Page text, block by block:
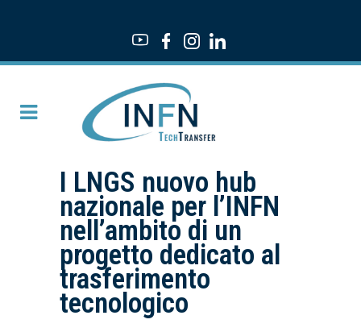
I LNGS nuovo hub
nazionale per l’INFN
nell’ambito di un
progetto dedicato al
trasferimento
tecnologico